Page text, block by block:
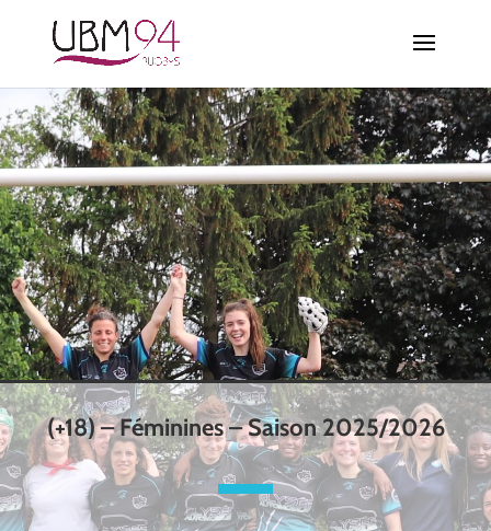
(+18) – Féminines – Saison 2025/2026